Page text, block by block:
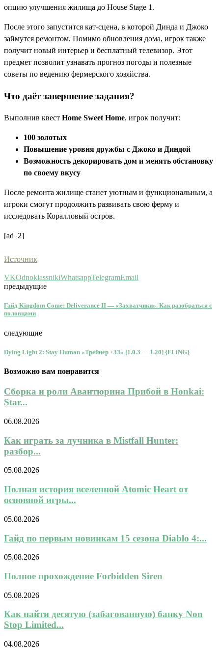
опцию улучшения жилища до House Stage 1.
После этого запустится кат-сцена, в которой Динда и Джоко
займутся ремонтом. Помимо обновления дома, игрок также
получит новый интерьер и бесплатный телевизор. Этот
предмет позволит узнавать прогноз погоды и полезные
советы по ведению фермерского хозяйства.
Что даёт завершение задания?
Выполнив квест Home Sweet Home, игрок получит:
100 золотых
Повышение уровня дружбы с Джоко и Диндой
Возможность декорировать дом и менять обстановку
по своему вкусу
После ремонта жилище станет уютным и функциональным, а
игроки смогут продолжить развивать свою ферму и
исследовать Коралловый остров.
[ad_2]
Источник
VKOdnoklassnikiWhatsappTelegramEmail
предыдущие
Гайд Kingdom Come: Deliverance II — «Захватчики». Как разобраться с
половцами
следующие
Dying Light 2: Stay Human «Трейнер +33» [1.0.3 — 1.20] {FLiNG}
Возможно вам понравится
Сборка и роли Авантюрина Прибой в Honkai:
Star...
06.08.2026
Как играть за лучника в Mistfall Hunter:
разбор...
05.08.2026
Полная история вселенной Atomic Heart от
основной игры...
05.08.2026
Гайд по первым новинкам 15 сезона Diablo 4:...
05.08.2026
Полное прохождение Forbidden Siren
05.08.2026
Как найти десятую (забагованную) банку Non
Stop Limited...
04.08.2026